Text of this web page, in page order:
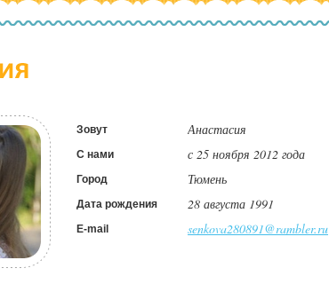
Зовут Анастасия
С нами с 25 ноября 2012 года
Город Тюмень
Дата рождения 28 августа 1991
E-mail senkova280891@rambler.ru